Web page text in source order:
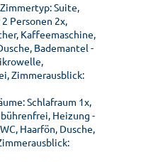
Suite,
Personen 2x,
Kaffeemaschine,
Bademantel -
Zimmerausblick:
Schlafraum 1x,
Heizung -
Haarfön, Dusche,